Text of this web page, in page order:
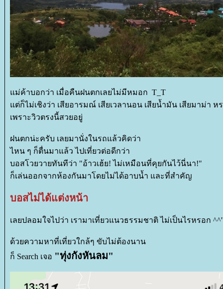
ม่ค้าบอกว่า เมื่อคืนฝนตกเลยไม่มีหมอก T_T
ต่ก็ไม่เชิงว่า เสียอารมณ์ เสียเวลานอน เสียน้ำมัน เสียมาม่า ห
เพราะวิวตรงนี้สวยอยู่
ฝนตกน่ะครับ เลยมานั่งในรถแล้วคิดว่า
ไหน ๆ ก็ตื่นมาแล้ว ไปเที่ยวต่อดีกว่า
บอสโวยวายทันทีว่า "อ้าวเฮ้ย! ไม่เหมือนที่คุยกันไว้นี่นา!"
ก็เล่นออกจากห้องกันมาโดยไม่ได้อาบน้ำ และที่สำคัญ
บอสไม่ได้แต่งหน้า
เลยปลอมใจไปว่า เรามาเที่ยวแนวธรรมชาติ ไม่เป็นไรหรอก
ด้วยความหาที่เที่ยวใกล้ๆ ขับไม่ต้องนาน
ก็ Search เจอ "ทุ่งกังหันลม"